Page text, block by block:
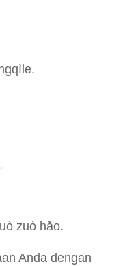
zuò hǎo.
Anda dengan